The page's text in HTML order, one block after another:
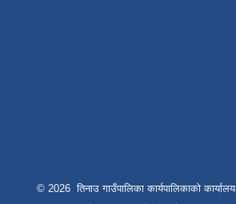
© 2026 तिनाउ गाउँपालिका कार्यपालिकाकाे कार्यालय